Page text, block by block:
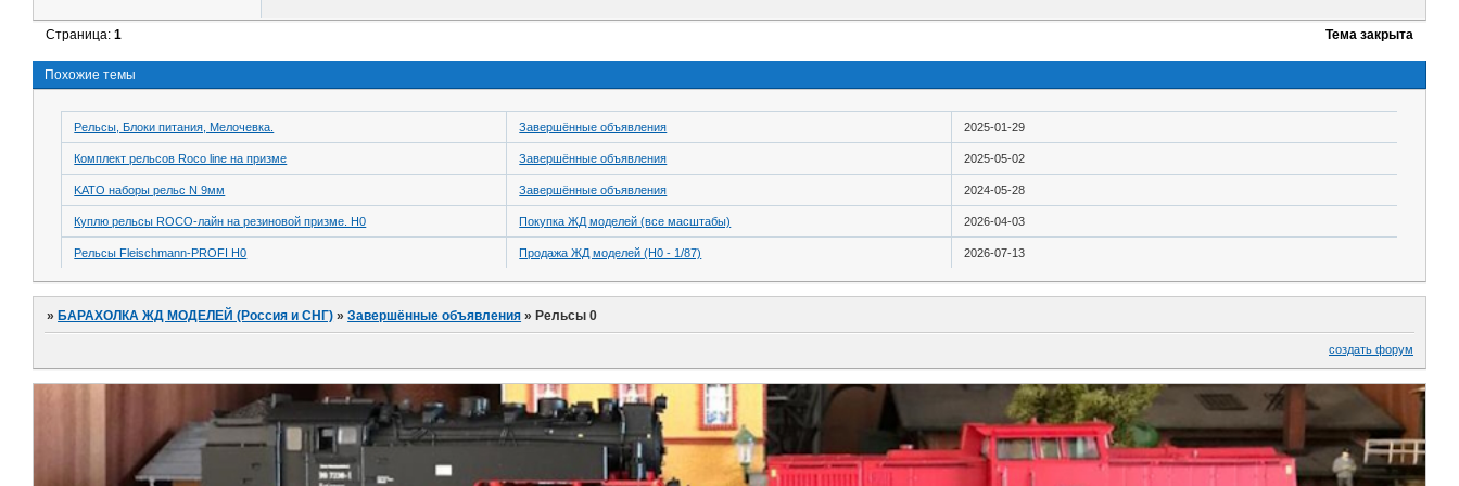
Тема закрыта
Страница:1
Похожие темы
Рельсы, Блоки питания, Мелочевка. Завершённые объявления 2025-01-29
Комплект рельсов Roco line на призме Завершённые объявления 2025-05-02
KATO наборы рельс N 9мм Завершённые объявления 2024-05-28
Куплю рельсы ROCO-лайн на резиновой призме. Н0 Покупка ЖД моделей (все масштабы) 2026-04-03
Рельсы Fleischmann-PROFI H0 Продажа ЖД моделей (H0 - 1/87) 2026-07-13
» БАРАХОЛКА ЖД МОДЕЛЕЙ (Россия и СНГ) »Завершённые объявления » Рельсы 0
создать форум